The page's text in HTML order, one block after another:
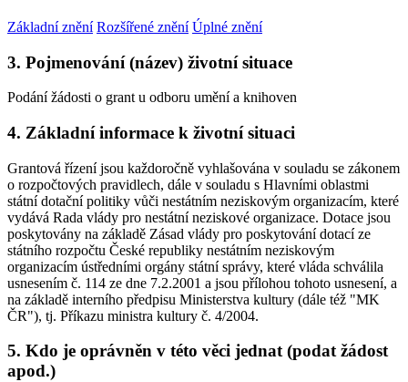
Základní znění Rozšířené znění Úplné znění
3. Pojmenování (název) životní situace
Podání žádosti o grant u odboru umění a knihoven
4. Základní informace k životní situaci
Grantová řízení jsou každoročně vyhlašována v souladu se zákonem
o rozpočtových pravidlech, dále v souladu s Hlavními oblastmi
státní dotační politiky vůči nestátním neziskovým organizacím, které
vydává Rada vlády pro nestátní neziskové organizace. Dotace jsou
poskytovány na základě Zásad vlády pro poskytování dotací ze
státního rozpočtu České republiky nestátním neziskovým
organizacím ústředními orgány státní správy, které vláda schválila
usnesením č. 114 ze dne 7.2.2001 a jsou přílohou tohoto usnesení, a
na základě interního předpisu Ministerstva kultury (dále též "MK
ČR"), tj. Příkazu ministra kultury č. 4/2004.
5. Kdo je oprávněn v této věci jednat (podat žádost
apod.)